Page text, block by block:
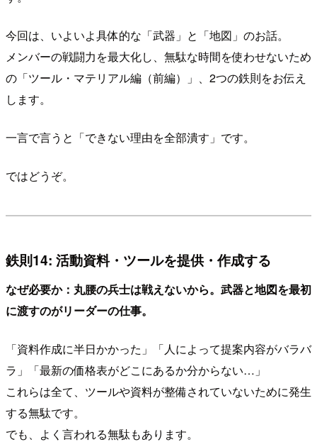
今回は、いよいよ具体的な「武器」と「地図」のお話。
メンバーの戦闘力を最大化し、無駄な時間を使わせないため
の「ツール・マテリアル編（前編）」、2つの鉄則をお伝え
します。
一言で言うと「できない理由を全部潰す」です。
ではどうぞ。
鉄則14: 活動資料・ツールを提供・作成する
なぜ必要か：丸腰の兵士は戦えないから。武器と地図を最初
に渡すのがリーダーの仕事。
「資料作成に半日かかった」「人によって提案内容がバラバ
ラ」「最新の価格表がどこにあるか分からない…」
これらは全て、ツールや資料が整備されていないために発生
する無駄です。
でも、よく言われる無駄もあります。